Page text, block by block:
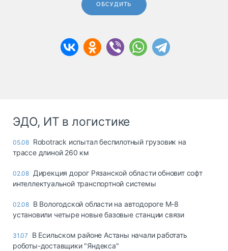
ОБСУДИТЬ
ЭДО, ИТ в логистике
05.08 Robotrack испытал беспилотный грузовик на
трассе длиной 260 км
02.08 Дирекция дорог Рязанской области обновит софт
интеллектуальной транспортной системы
02.08 В Вологодской области на автодороге М-8
установили четыре новые базовые станции связи
31.07
В Есильском районе Астаны начали работать
роботы-доставщики "Яндекса"